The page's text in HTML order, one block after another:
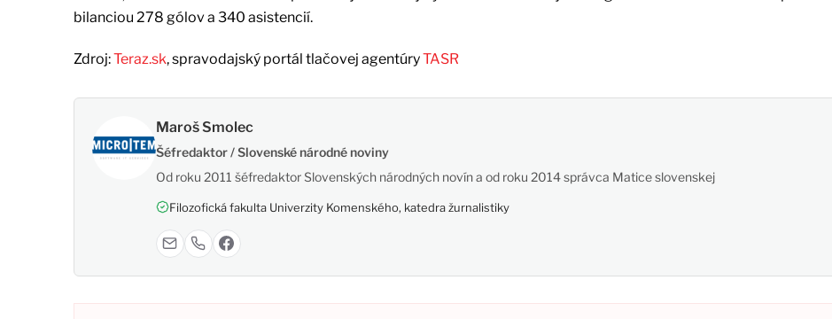
bilanciou 278 gólov a 340 asistencií.
Zdroj:Teraz.sk, spravodajský portál tlačovej agentúryTASR
Maroš Smolec
Šéfredaktor / Slovenské národné noviny
Od roku 2011 šéfredaktor Slovenských národných novín a od roku 2014 správca Matice slovenskej
Filozofická fakulta Univerzity Komenského, katedra žurnalistiky